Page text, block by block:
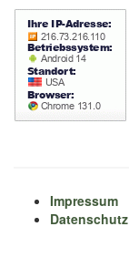
Impressum
Datenschutz